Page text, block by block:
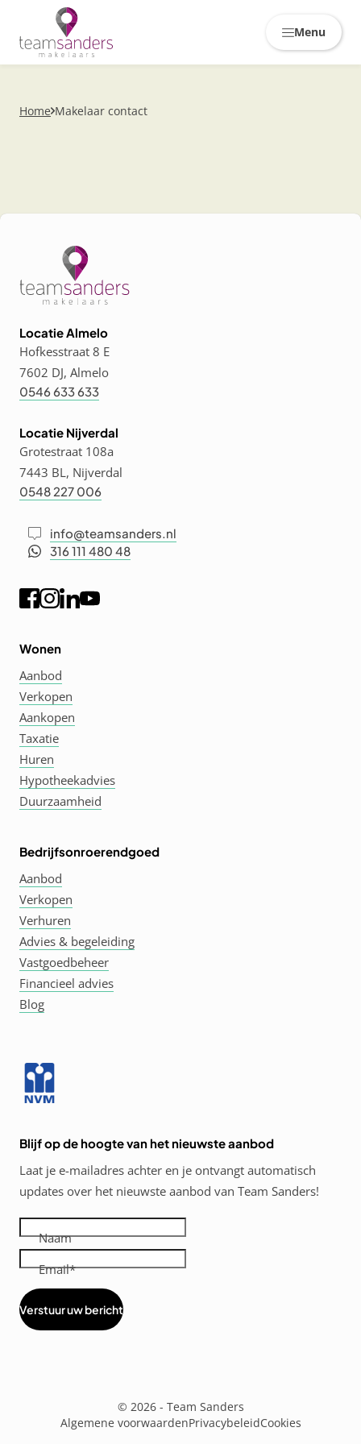
Menu
Home Makelaar contact
Locatie Almelo
Hofkesstraat 8 E
7602 DJ, Almelo
0546 633 633
Locatie Nijverdal
Grotestraat 108a
7443 BL, Nijverdal
0548 227 006
info@teamsanders.nl
316 111 480 48
Wonen
Aanbod
Verkopen
Aankopen
Taxatie
Huren
Hypotheekadvies
Duurzaamheid
Bedrijfsonroerendgoed
Aanbod
Verkopen
Verhuren
Advies & begeleiding
Vastgoedbeheer
Financieel advies
Blog
Blijf op de hoogte van het nieuwste aanbod
Laat je e-mailadres achter en je ontvangt automatisch
updates over het nieuwste aanbod van Team Sanders!
Naam
Email
Verstuur uw bericht
© 2026 - Team Sanders
Algemene voorwaardenPrivacybeleidCookies